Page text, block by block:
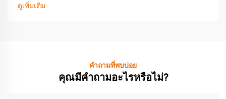
ดูเพิ่มเติม
คำถามที่พบบ่อย
คุณมีคำถามอะไรหรือไม่?